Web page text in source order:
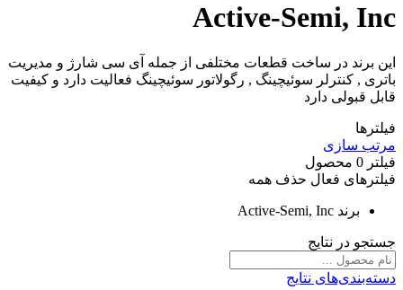
Active-Semi, Inc
این برند در ساخت قطعات مختلفی از جمله آی سی شارژ و مدیریت
باتری , کنترلر سوئیچینگ , رگولاتور سوئیچینگ فعالیت دارد و کیفیت
قابل قبولی دارد
فیلترها
مرتب سازی
فیلتر 0 محصول
فیلترهای فعال حذف همه
برند Active-Semi, Inc
جستجو در نتایج
دسته‌بندی‌های نتایج